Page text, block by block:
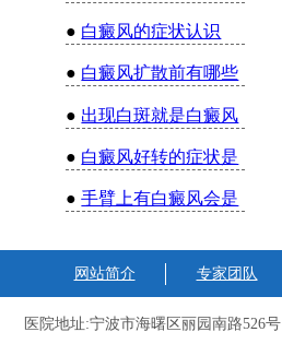
● 白癜风的症状认识
● 白癜风扩散前有哪些
● 出现白斑就是白癜风
● 白癜风好转的症状是
●手臂上有白癜风会是
网站简介 专家团队
医院地址:宁波市海曙区丽园南路526号